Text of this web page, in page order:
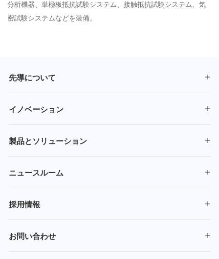
分析機器、単極板抵抗試験システム、接触抵抗試験システム、気
密試験システムなどを装備。
先導について
イノベーション
製品とソリューション
ニュースルーム
採用情報
お問い合わせ